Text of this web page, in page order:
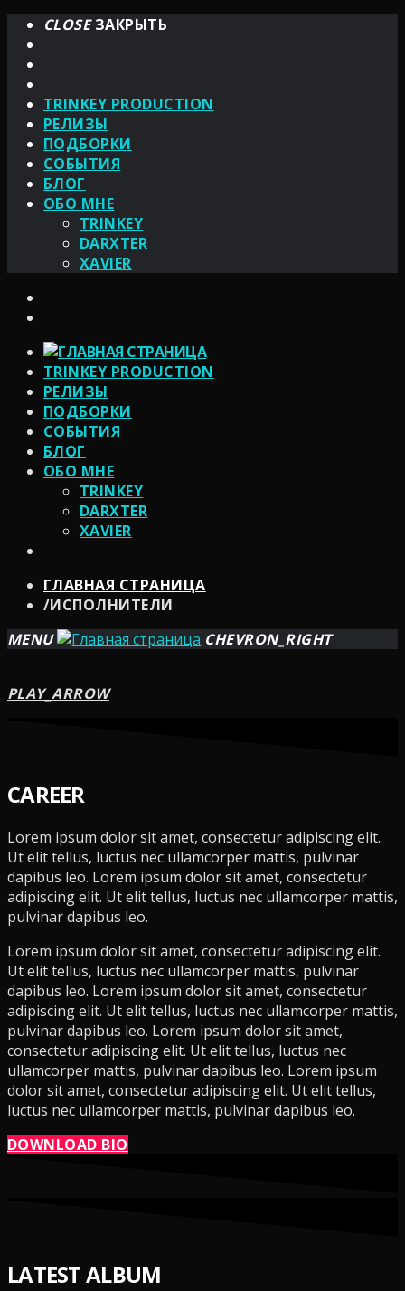
CLOSEЗАКРЫТЬ
TRINKEY PRODUCTION
РЕЛИЗЫ
ПОДБОРКИ
СОБЫТИЯ
БЛОГ
ОБО МНЕ
TRINKEY
DARXTER
XAVIER
TRINKEY PRODUCTION
РЕЛИЗЫ
ПОДБОРКИ
СОБЫТИЯ
БЛОГ
ОБО МНЕ
TRINKEY
DARXTER
XAVIER
ГЛАВНАЯ СТРАНИЦА
/ИСПОЛНИТЕЛИ
MENU
CHEVRON_RIGHT
PLAY_ARROW
CAREER
Lorem ipsum dolor sit amet, consectetur adipiscing elit.
Ut elit tellus, luctus nec ullamcorper mattis, pulvinar
dapibus leo. Lorem ipsum dolor sit amet, consectetur
adipiscing elit. Ut elit tellus, luctus nec ullamcorper mattis,
pulvinar dapibus leo.
Lorem ipsum dolor sit amet, consectetur adipiscing elit.
Ut elit tellus, luctus nec ullamcorper mattis, pulvinar
dapibus leo. Lorem ipsum dolor sit amet, consectetur
adipiscing elit. Ut elit tellus, luctus nec ullamcorper mattis,
pulvinar dapibus leo. Lorem ipsum dolor sit amet,
consectetur adipiscing elit. Ut elit tellus, luctus nec
ullamcorper mattis, pulvinar dapibus leo. Lorem ipsum
dolor sit amet, consectetur adipiscing elit. Ut elit tellus,
luctus nec ullamcorper mattis, pulvinar dapibus leo.
DOWNLOAD BIO
LATEST ALBUM